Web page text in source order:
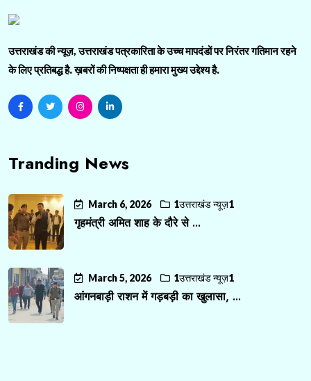
उत्तराखंड की न्यूज़, उत्तराखंड पत्रकारिता के उच्च मापदंडों पर निरंतर गतिमान रहने
के लिए प्रतिबद्ध है. ख़बरों की निष्पक्षता ही हमारा मुख्य उद्देश्य है.
Tranding News
March 6, 2026 1उत्तराखंड न्यूज़1
गृहमंत्री अमित शाह के दौरे से ...
March 5, 2026 1उत्तराखंड न्यूज़1
आंगनबाड़ी राशन में गड़बड़ी का खुलासा, ...